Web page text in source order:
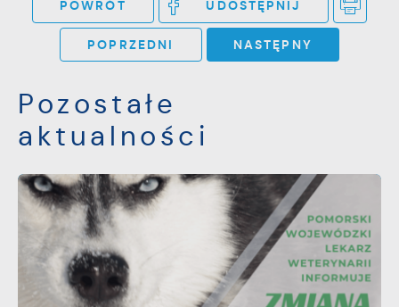
POWRÓT UDOSTĘPNIJ
POPRZEDNI NASTĘPNY
Pozostałe
aktualności